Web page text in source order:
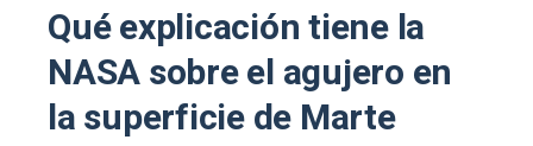
Qué explicación tiene la
NASA sobre el agujero en
la superficie de Marte